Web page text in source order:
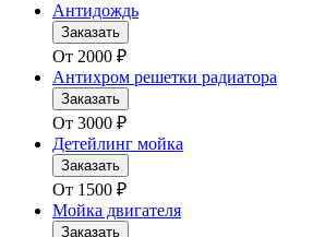
Антидождь
Заказать
От 2000 ₽
Антихром решетки радиатора
Заказать
От 3000 ₽
Детейлинг мойка
Заказать
От 1500 ₽
Мойка двигателя
Заказать